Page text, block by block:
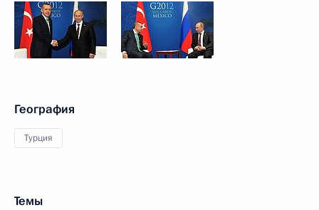
География
Турция
Темы